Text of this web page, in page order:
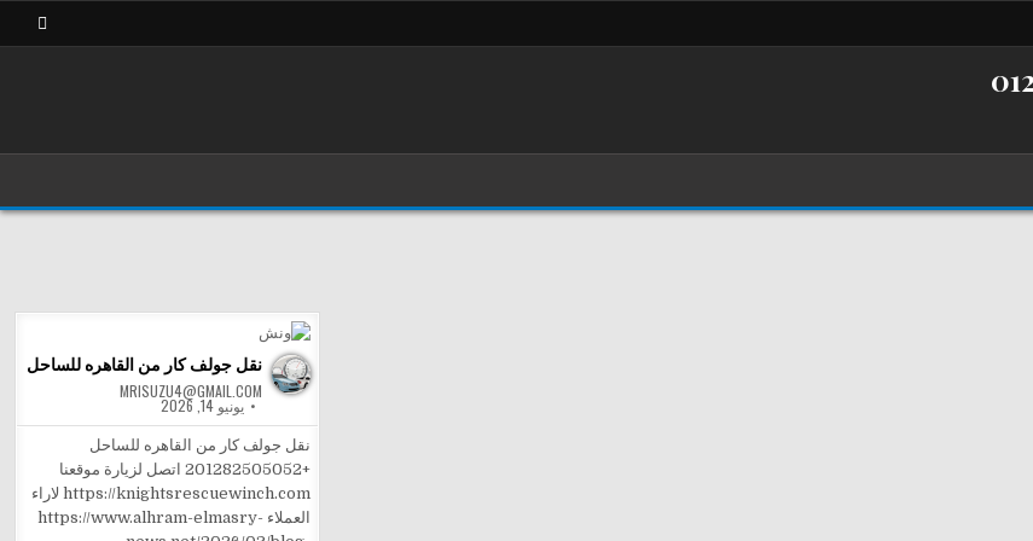
نقل جولف كار من القاهره للساحل
MRISUZU4@GMAIL.COM
يونيو 14, 2026
نقل جولف كار من القاهره للساحل
+201282505052 اتصل لزيارة موقعنا
https://knightsrescuewinch.com لاراء
العملاء https://www.alhram-elmasry-